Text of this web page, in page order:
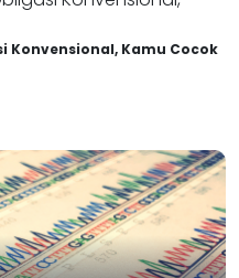
Konvensional, Kamu Cocok